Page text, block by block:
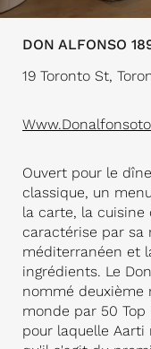
DON ALFONSO
19 Toronto St,
Ouvert pour le
classique, un
la carte, la cuisine
caractérise par
méditerranéen et
ingrédients. Le
nommé deuxième
monde par 50
pour laquelle